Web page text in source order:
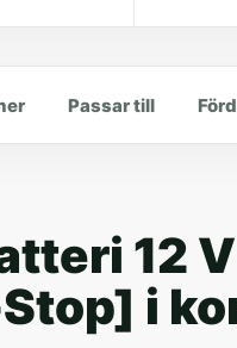
Passar till
12
i